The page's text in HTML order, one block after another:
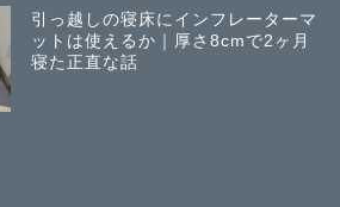
引っ越しの寝床にインフレーターマ
ットは使えるか｜厚さ8cmで2ヶ月
寝た正直な話